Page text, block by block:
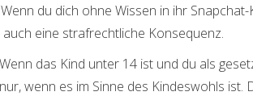
du dich ohne Wissen in ihr
eine strafrechtliche Konsequenz.
das Kind unter 14 ist und du als
wenn es im Sinne des Kindeswohls ist.